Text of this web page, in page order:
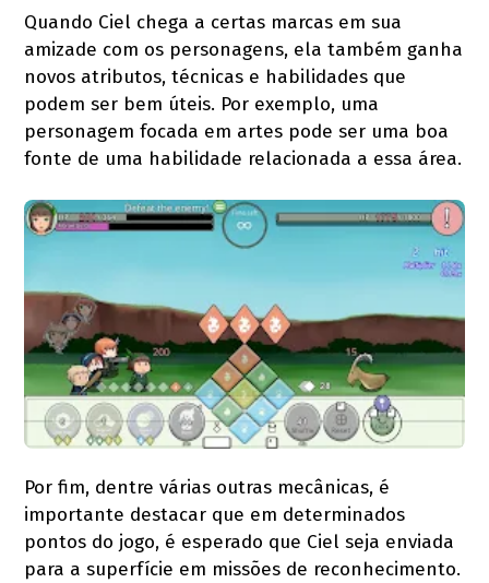
Quando Ciel chega a certas marcas em sua
amizade com os personagens, ela também ganha
novos atributos, técnicas e habilidades que
podem ser bem úteis. Por exemplo, uma
personagem focada em artes pode ser uma boa
fonte de uma habilidade relacionada a essa área.
Por fim, dentre várias outras mecânicas, é
importante destacar que em determinados
pontos do jogo, é esperado que Ciel seja enviada
para a superfície em missões de reconhecimento.